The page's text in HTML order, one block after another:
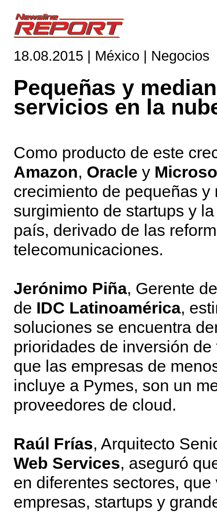
18.08.2015 | México | Negocios
Pequeñas y
servicios en la
Como producto de este
Amazon, Oracle y
crecimiento de pequeñas
surgimiento de startups y
país, derivado de las
telecomunicaciones.
Jerónimo Piña, Gerente
de IDC Latinoamérica,
soluciones se encuentra
prioridades de inversión
que las empresas de
incluye a Pymes, son un
proveedores de cloud.
Raúl Frías, Arquitecto
Web Services, aseguró
en diferentes sectores,
empresas, startups y